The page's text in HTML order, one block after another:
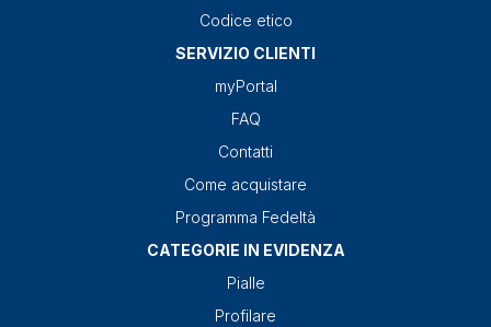
Codice etico
SERVIZIO CLIENTI
myPortal
FAQ
Contatti
Come acquistare
Programma Fedeltà
CATEGORIE IN EVIDENZA
Pialle
Profilare